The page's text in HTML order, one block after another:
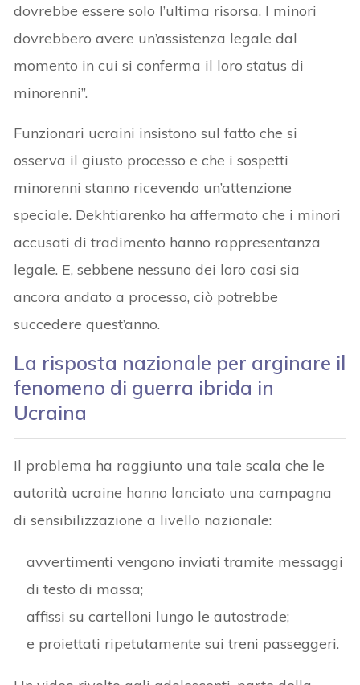
dovrebbe essere solo l’ultima risorsa. I minori
dovrebbero avere un’assistenza legale dal
momento in cui si conferma il loro status di
minorenni”.
Funzionari ucraini insistono sul fatto che si
osserva il giusto processo e che i sospetti
minorenni stanno ricevendo un’attenzione
speciale. Dekhtiarenko ha affermato che i minori
accusati di tradimento hanno rappresentanza
legale. E, sebbene nessuno dei loro casi sia
ancora andato a processo, ciò potrebbe
succedere quest’anno.
La risposta nazionale per arginare il
fenomeno di guerra ibrida in
Ucraina
Il problema ha raggiunto una tale scala che le
autorità ucraine hanno lanciato una campagna
di sensibilizzazione a livello nazionale:
avvertimenti vengono inviati tramite messaggi
di testo di massa;
affissi su cartelloni lungo le autostrade;
e proiettati ripetutamente sui treni passeggeri.